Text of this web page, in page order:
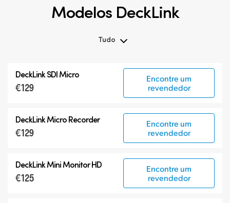
Modelos DeckLink
Tudo
DeckLink 6G-SDI
Modelos Especializados
DeckLink SDI Micro
€129
Encontre um
revendedor
DeckLink Micro Recorder
€129
Encontre um
revendedor
DeckLink Mini Monitor HD
€125
Encontre um
revendedor